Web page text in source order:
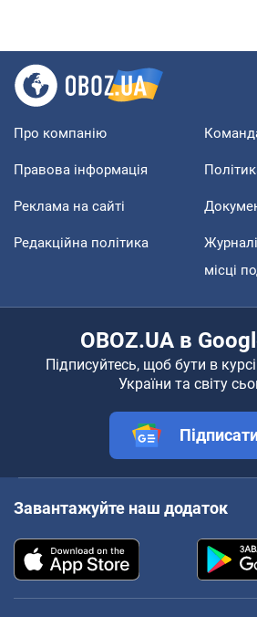
Про компанію
Правова інформація
Реклама на сайті
Редакційна політика
місці
OBOZ.UA в
Підписуйтесь, щоб бути в
України та світу
Завантажуйте наш додаток